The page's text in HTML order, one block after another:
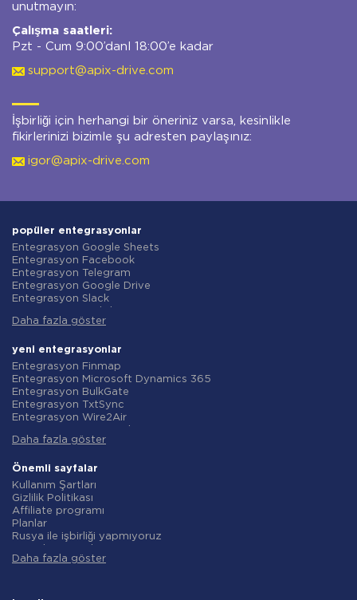
unutmayın:
Çalışma saatleri:
Pzt - Cum 9:00’danl 18:00’e kadar
support@apix-drive.com
İşbirliği için herhangi bir öneriniz varsa, kesinlikle
fikirlerinizi bizimle şu adresten paylaşınız:
igor@apix-drive.com
popüler entegrasyonlar
Entegrasyon Google Sheets
Entegrasyon Facebook
Entegrasyon Telegram
Entegrasyon Google Drive
Entegrasyon Slack
Entegrasyon Gmail
Entegrasyon ClickUp
Entegrasyon Airtable
Entegrasyon Google Contacts
Entegrasyon OpenAI (ChatGPT)
Entegrasyon Instagram
Entegrasyon ActiveCampaign
Entegrasyon Typeform
Entegrasyon Salesforce CRM
Entegrasyon Notion
Entegrasyon AWeber
Entegrasyon Asana
Entegrasyon ZOHO CRM
Entegrasyon Webhooks
Entegrasyon GetResponse
Entegrasyon WooCommerce
Daha fazla göster
yeni entegrasyonlar
Entegrasyon Finmap
Entegrasyon Microsoft Dynamics 365
Entegrasyon BulkGate
Entegrasyon TxtSync
Entegrasyon Wire2Air
Entegrasyon Infobip
Entegrasyon AtomPark
Entegrasyon TXTImpact
Entegrasyon Campaign Monitor
Entegrasyon CM.com
Entegrasyon D7 Networks
Entegrasyon SMS.to
Entegrasyon SMSGlobal
Entegrasyon Textlocal
Daha fazla göster
Önemli sayfalar
Kullanım Şartları
Gizlilik Politikası
Affiliate programı
Planlar
Rusya ile işbirliği yapmıyoruz
iade politikasi
Daha fazla göster